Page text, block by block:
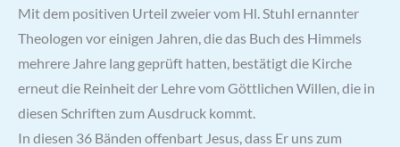
Mit dem positiven Urteil zweier vom Hl. Stuhl ernannter
Theologen vor einigen Jahren, die das Buch des Himmels
mehrere Jahre lang geprüft hatten, bestätigt die Kirche
erneut die Reinheit der Lehre vom Göttlichen Willen, die in
diesen Schriften zum Ausdruck kommt.
In diesen 36 Bänden offenbart Jesus, dass Er uns zum